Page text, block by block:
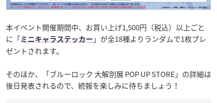
本イベント開催期間中、お買い上げ1,500円（税込）以上ごと
に「ミニキャラステッカー 」が全18種よりランダムで1枚プレ
ゼントされます。
そのほか、「ブルーロック 大解剖展 POP UP STORE」の詳細は
後日発表されるので、続報を楽しみに待ちましょう！